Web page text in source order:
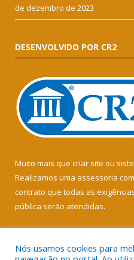
de dezembro de 2023
DESENVOLVIDO POR CR2
Muito mais que criar site ou
Realizamos uma assessoria
contrato que todas as
pública serão atendidas.
Nós usamos cookies para